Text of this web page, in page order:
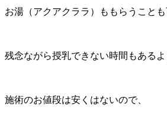
お湯（アクアクララ）ももらうことも
残念ながら授乳できない時間もあるよ
施術のお値段は安くはないので、